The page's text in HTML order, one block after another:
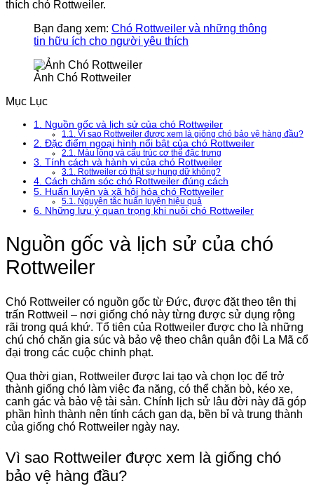
thích chó Rottweiler.
Bạn đang xem: Chó Rottweiler và những thông
tin hữu ích cho người yêu thích
Ảnh Chó Rottweiler
Mục Lục
1. Nguồn gốc và lịch sử của chó Rottweiler
1.1. Vì sao Rottweiler được xem là giống chó bảo vệ hàng đầu?
2. Đặc điểm ngoại hình nổi bật của chó Rottweiler
2.1. Màu lông và cấu trúc cơ thể đặc trưng
3. Tính cách và hành vi của chó Rottweiler
3.1. Rottweiler có thật sự hung dữ không?
4. Cách chăm sóc chó Rottweiler đúng cách
5.
Huấn luyện và xã hội hóa chó Rottweiler
5.1. Nguyên tắc huấn luyện hiệu quả
6. Những lưu ý quan trọng khi nuôi chó Rottweiler
Nguồn gốc và lịch sử của chó
Rottweiler
Chó Rottweiler có nguồn gốc từ Đức, được đặt theo tên thị
trấn Rottweil – nơi giống chó này từng được sử dụng rộng
rãi trong quá khứ. Tổ tiên của Rottweiler được cho là những
chú chó chăn gia súc và bảo vệ theo chân quân đội La Mã cổ
đại trong các cuộc chinh phạt.
Qua thời gian, Rottweiler được lai tạo và chọn lọc để trở
thành giống chó làm việc đa năng, có thể chăn bò, kéo xe,
canh gác và bảo vệ tài sản. Chính lịch sử lâu đời này đã góp
phần hình thành nên tính cách gan dạ, bền bỉ và trung thành
của giống chó Rottweiler ngày nay.
Vì sao Rottweiler được xem là giống chó
bảo vệ hàng đầu?